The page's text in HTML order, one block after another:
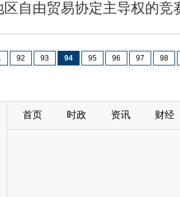
自由贸易协定主导权的竞
92 93 94 95 96 97 98
首页 时政 资讯 财经